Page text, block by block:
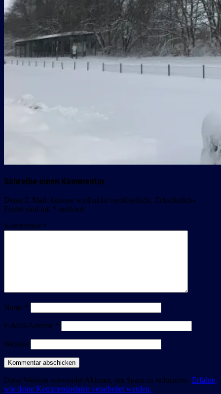
Schreibe einen Kommentar
Deine E-Mail-Adresse wird nicht veröffentlicht. Erforderliche
Felder sind mit * markiert
Kommentar *
Name *
E-Mail-Adresse *
Website
Diese Website verwendet Akismet, um Spam zu reduzieren. Erfahre,
wie deine Kommentardaten verarbeitet werden.